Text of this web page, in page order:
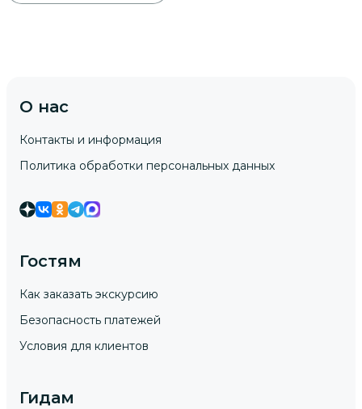
О нас
Контакты и информация
Политика обработки персональных данных
Гостям
Как заказать экскурсию
Безопасность платежей
Условия для клиентов
Гидам